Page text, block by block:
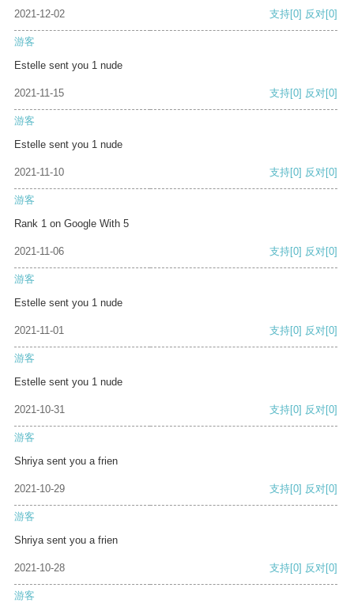
2021-12-02 支持[0] 反对[0]
游客
Estelle sent you 1 nude
2021-11-15 支持[0] 反对[0]
游客
Estelle sent you 1 nude
2021-11-10 支持[0] 反对[0]
游客
Rank 1 on Google With 5
2021-11-06 支持[0] 反对[0]
游客
Estelle sent you 1 nude
2021-11-01 支持[0] 反对[0]
游客
Estelle sent you 1 nude
2021-10-31 支持[0] 反对[0]
游客
Shriya sent you a frien
2021-10-29 支持[0] 反对[0]
游客
Shriya sent you a frien
2021-10-28 支持[0] 反对[0]
游客